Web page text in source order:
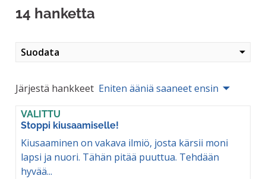
14 hanketta
Suodata
Järjestä hankkeet Eniten ääniä saaneet ensin
VALITTU
Stoppi kiusaamiselle!
Kiusaaminen on vakava ilmiö, josta kärsii moni
lapsi ja nuori. Tähän pitää puuttua. Tehdään
hyvää...